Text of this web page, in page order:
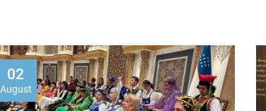
30
July